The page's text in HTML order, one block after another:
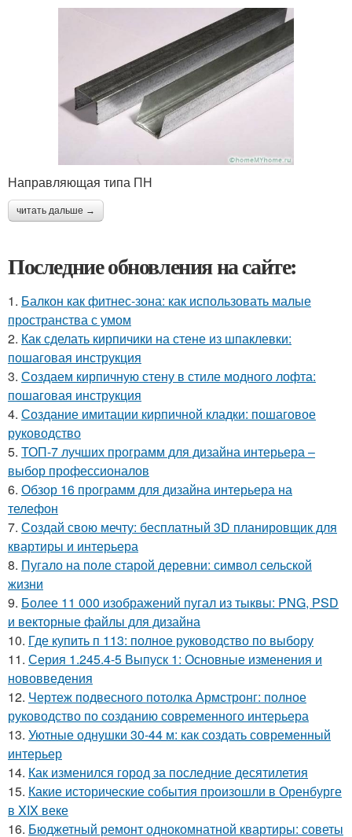
Направляющая типа ПН
читать дальше →
Последние обновления на сайте:
1. Балкон как фитнес-зона: как использовать малые
пространства с умом
2. Как сделать кирпичики на стене из шпаклевки:
пошаговая инструкция
3. Создаем кирпичную стену в стиле модного лофта:
пошаговая инструкция
4. Создание имитации кирпичной кладки: пошаговое
руководство
5. ТОП-7 лучших программ для дизайна интерьера –
выбор профессионалов
6. Обзор 16 программ для дизайна интерьера на
телефон
7. Создай свою мечту: бесплатный 3D планировщик для
квартиры и интерьера
8. Пугало на поле старой деревни: символ сельской
жизни
9. Более 11 000 изображений пугал из тыквы: PNG, PSD
и векторные файлы для дизайна
10. Где купить п 113: полное руководство по выбору
11. Серия 1.245.4-5 Выпуск 1: Основные изменения и
нововведения
12. Чертеж подвесного потолка Армстронг: полное
руководство по созданию современного интерьера
13. Уютные однушки 30-44 м: как создать современный
интерьер
14. Как изменился город за последние десятилетия
15. Какие исторические события произошли в Оренбурге
в XIX веке
16. Бюджетный ремонт однокомнатной квартиры: советы